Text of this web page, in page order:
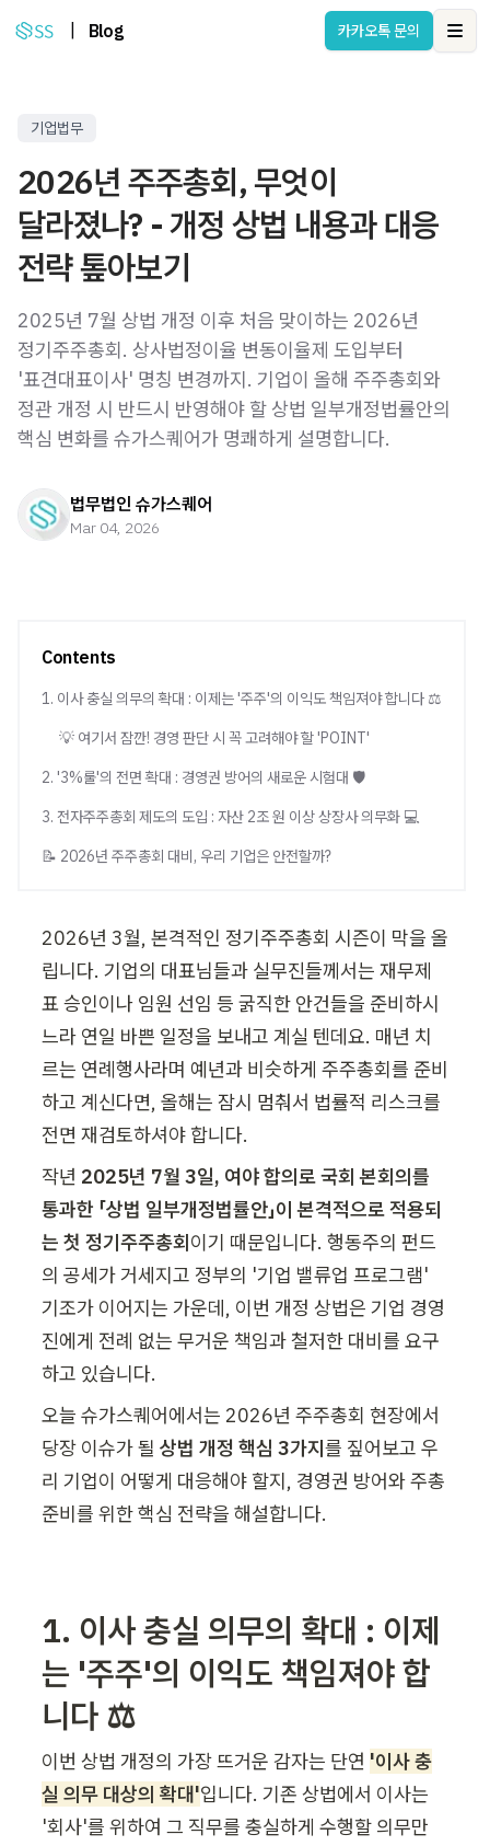
Blog 카카오톡 문의
기업법무
2026년 주주총회, 무엇이
달라졌나? - 개정 상법 내용과 대응
전략 톺아보기
2025년 7월 상법 개정 이후 처음 맞이하는 2026년
정기주주총회. 상사법정이율 변동이율제 도입부터
'표견대표이사' 명칭 변경까지. 기업이 올해 주주총회와
정관 개정 시 반드시 반영해야 할 상법 일부개정법률안의
핵심 변화를 슈가스퀘어가 명쾌하게 설명합니다.
법무법인 슈가스퀘어
Mar 04, 2026
Contents
1. 이사 충실 의무의 확대 : 이제는 '주주'의 이익도 책임져야 합니다 ⚖️
💡 여기서 잠깐! 경영 판단 시 꼭 고려해야 할 'POINT'
2. '3%룰'의 전면 확대 : 경영권 방어의 새로운 시험대 🛡️
3. 전자주주총회 제도의 도입 : 자산 2조 원 이상 상장사 의무화 💻
📝 2026년 주주총회 대비, 우리 기업은 안전할까?
2026년 3월, 본격적인 정기주주총회 시즌이 막을 올
립니다. 기업의 대표님들과 실무진들께서는 재무제
표 승인이나 임원 선임 등 굵직한 안건들을 준비하시
느라 연일 바쁜 일정을 보내고 계실 텐데요. 매년 치
르는 연례행사라며 예년과 비슷하게 주주총회를 준비
하고 계신다면, 올해는 잠시 멈춰서 법률적 리스크를
전면 재검토하셔야 합니다.
작년 2025년 7월 3일, 여야 합의로 국회 본회의를
통과한 「상법 일부개정법률안」이 본격적으로 적용되
는 첫 정기주주총회이기 때문입니다. 행동주의 펀드
의 공세가 거세지고 정부의 '기업 밸류업 프로그램'
기조가 이어지는 가운데, 이번 개정 상법은 기업 경영
진에게 전례 없는 무거운 책임과 철저한 대비를 요구
하고 있습니다.
오늘 슈가스퀘어에서는 2026년 주주총회 현장에서
당장 이슈가 될 상법 개정 핵심 3가지를 짚어보고 우
리 기업이 어떻게 대응해야 할지, 경영권 방어와 주총
준비를 위한 핵심 전략을 해설합니다.
1. 이사 충실 의무의 확대 : 이제
는 '주주'의 이익도 책임져야 합
니다 ⚖️
이번 상법 개정의 가장 뜨거운 감자는 단연 '이사 충
실 의무 대상의 확대'입니다. 기존 상법에서 이사는
'회사'를 위하여 그 직무를 충실하게 수행할 의무만